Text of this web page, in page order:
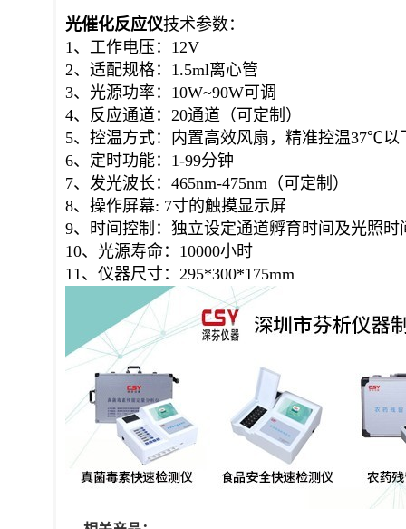
光催化反应仪技术参数：
1、工作电压：12V
2、适配规格：1.5ml离心管
3、光源功率：10W~90W可调
4、反应通道：20通道（可定制）
5、控温方式：内置高效风扇，精准控温37℃以
6、定时功能：1-99分钟
7、发光波长：465nm-475nm（可定制）
8、操作屏幕: 7寸的触摸显示屏
9、时间控制：独立设定通道孵育时间及光照时
10、光源寿命：10000小时
11、仪器尺寸：295*300*175mm